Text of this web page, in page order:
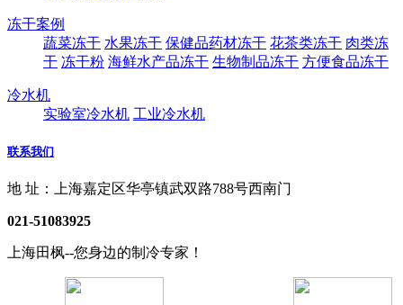
冻干案例
蔬菜冻干 水果冻干 保健品药材冻干 花茶类冻干 肉类冻
干 冻干粉 海鲜水产品冻干 生物制品冻干 方便食品冻干
冷水机
实验室冷水机 工业冷水机
联系我们
地 址：上海嘉定区华亭镇武双路788号西南门
021-51083925
上海田枫--您身边的制冷专家！